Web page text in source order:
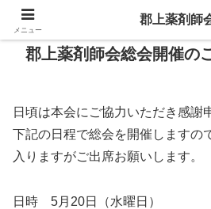
郡上薬剤師会総会開催の
日頃は本会にご協力いただき感謝
下記の日程で総会を開催しますの
入りますがご出席お願いします。
日時 5月20日（水曜日）
メニュー
郡上薬剤師